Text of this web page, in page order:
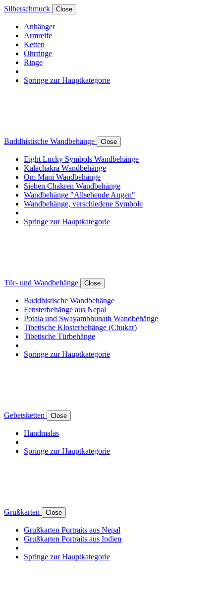
Silberschmuck Close
Anhänger
Armreife
Ketten
Ohrringe
Ringe
Springe zur Hauptkategorie
Buddhistische Wandbehänge Close
Eight Lucky Symbols Wandbehänge
Kalachakra Wandbehänge
Om Mani Wandbehänge
Sieben Chakren Wandbehänge
Wandbehänge "Allsehende Augen"
Wandbehänge, verschiedene Symbole
Springe zur Hauptkategorie
Tür- und Wandbehänge Close
Buddhistische Wandbehänge
Fensterbehänge aus Nepal
Potala und Swayambhunath Wandbehänge
Tibetische Klosterbehänge (Chukar)
Tibetische Türbehänge
Springe zur Hauptkategorie
Gebetsketten Close
Handmalas
Springe zur Hauptkategorie
Grußkarten Close
Grußkarten Portraits aus Nepal
Grußkarten Portraits aus Indien
Springe zur Hauptkategorie